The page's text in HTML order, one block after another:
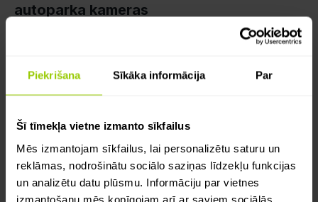
Piekrišana Sīkāka informācija Par
Šī tīmekļa vietne izmanto sīkfailus
Mēs izmantojam sīkfailus, lai personalizētu saturu un
reklāmas, nodrošinātu sociālo saziņas līdzekļu funkcijas
un analizētu datu plūsmu. Informāciju par vietnes
izmantošanu mēs kopīgojam arī ar saviem sociālās
autoparka kameras
Mēs ieskicējam praktisku pieeju autoparka kameru
un efektivitāti, kā arī veicina savstarpēju sapratni.
10 decembris 2025